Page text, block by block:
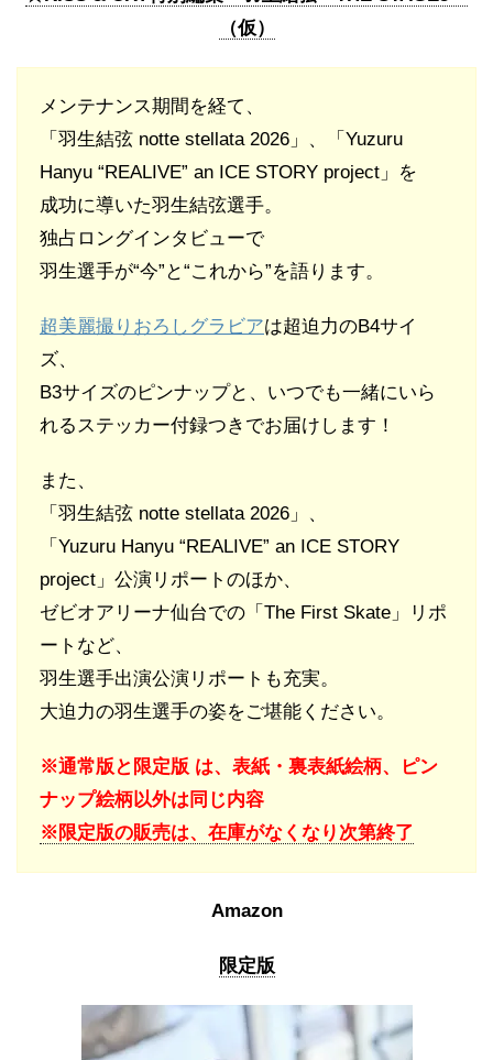
（仮）
メンテナンス期間を経て、
「羽生結弦 notte stellata 2026」、「Yuzuru
Hanyu “REALIVE” an ICE STORY project」を
成功に導いた羽生結弦選手。
独占ロングインタビューで
羽生選手が“今”と“これから”を語ります。
超美麗撮りおろしグラビアは超迫力のB4サイ
ズ、
B3サイズのピンナップと、いつでも一緒にいら
れるステッカー付録つきでお届けします！
また、
「羽生結弦 notte stellata 2026」、
「Yuzuru Hanyu “REALIVE” an ICE STORY
project」公演リポートのほか、
ゼビオアリーナ仙台での「The First Skate」リポ
ートなど、
羽生選手出演公演リポートも充実。
大迫力の羽生選手の姿をご堪能ください。
※通常版と限定版 は、表紙・裏表紙絵柄、ピン
ナップ絵柄以外は同じ内容
※限定版の販売は、在庫がなくなり次第終了
Amazon
限定版